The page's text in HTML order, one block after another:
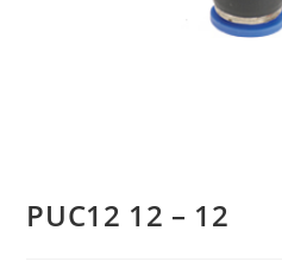
PUC12 12 – 12